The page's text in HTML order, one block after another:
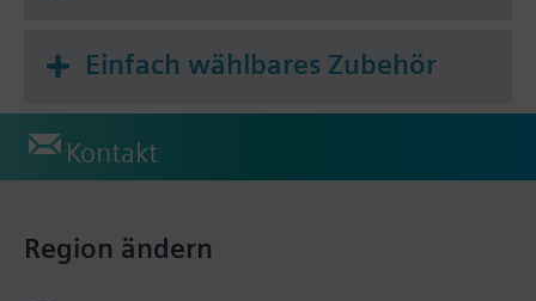
Einfach wählbares Zubehör
Kontakt
Region ändern